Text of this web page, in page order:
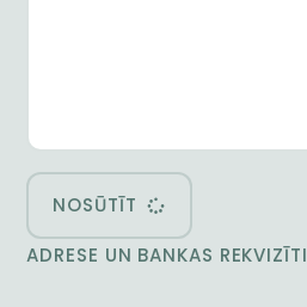
NOSŪTĪT
ADRESE UN BANKAS REKVIZĪTI